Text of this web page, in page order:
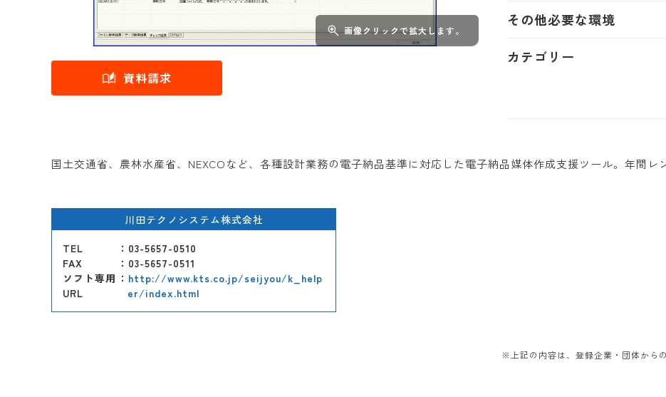
画像クリックで拡大します。
資料請求
その他必要な環境
カテゴリー
国土交通省、農林水産省、NEXCOなど、各種設計業務の電子納品基準に対応した電子納品媒体作成支援ツール。年間レ
川田テクノシステム株式会社
TEL
：03-5657-0510
FAX
：03-5657-0511
ソフト専用
URL
： http://www.kts.co.jp/seijyou/k_help
er/index.html
※上記の内容は、登録企業・団体から